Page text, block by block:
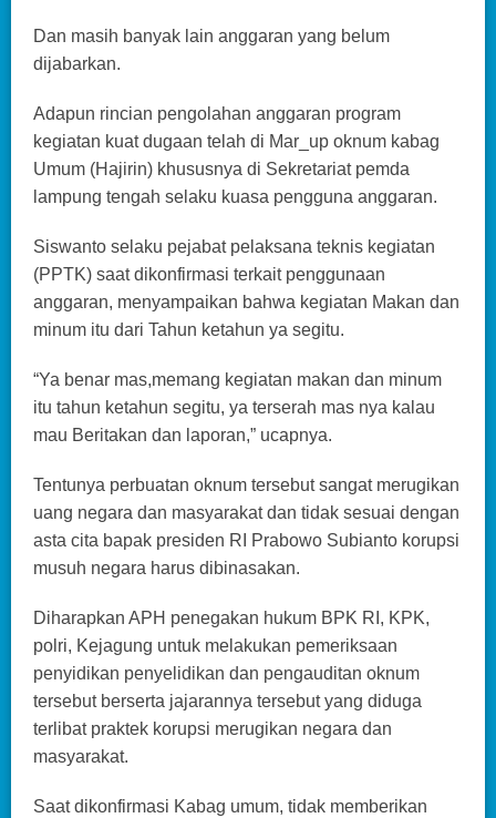
Dan masih banyak lain anggaran yang belum
dijabarkan.
Adapun rincian pengolahan anggaran program
kegiatan kuat dugaan telah di Mar_up oknum kabag
Umum (Hajirin) khususnya di Sekretariat pemda
lampung tengah selaku kuasa pengguna anggaran.
Siswanto selaku pejabat pelaksana teknis kegiatan
(PPTK) saat dikonfirmasi terkait penggunaan
anggaran, menyampaikan bahwa kegiatan Makan dan
minum itu dari Tahun ketahun ya segitu.
“Ya benar mas,memang kegiatan makan dan minum
itu tahun ketahun segitu, ya terserah mas nya kalau
mau Beritakan dan laporan,” ucapnya.
Tentunya perbuatan oknum tersebut sangat merugikan
uang negara dan masyarakat dan tidak sesuai dengan
asta cita bapak presiden RI Prabowo Subianto korupsi
musuh negara harus dibinasakan.
Diharapkan APH penegakan hukum BPK RI, KPK,
polri, Kejagung untuk melakukan pemeriksaan
penyidikan penyelidikan dan pengauditan oknum
tersebut berserta jajarannya tersebut yang diduga
terlibat praktek korupsi merugikan negara dan
masyarakat.
Saat dikonfirmasi Kabag umum, tidak memberikan